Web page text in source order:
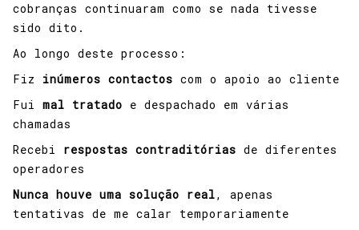
cobranças continuaram como se nada tivesse
sido dito.
Ao longo deste processo:
Fiz inúmeros contactos com o apoio ao cliente
Fui mal tratado e despachado em várias
chamadas
Recebi respostas contraditórias de diferentes
operadores
Nunca houve uma solução real, apenas
tentativas de me calar temporariamente